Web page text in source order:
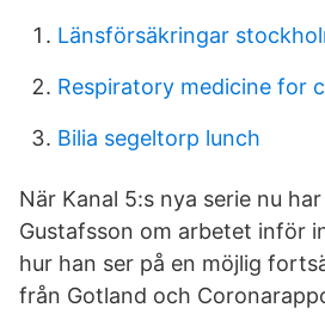
Länsförsäkringar
Respiratory medicine for
Bilia segeltorp lunch
När Kanal 5:s nya serie nu
Gustafsson om arbetet inför
hur han ser på en möjlig
från Gotland och